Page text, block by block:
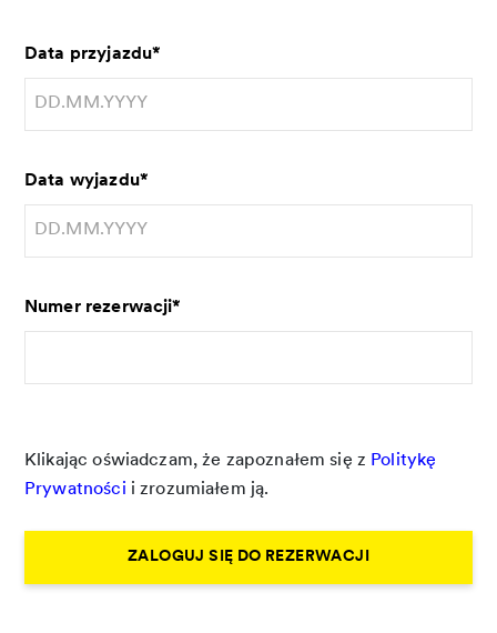
Data przyjazdu*
Data wyjazdu*
Numer rezerwacji*
Klikając oświadczam, że zapoznałem się z Politykę
Prywatności i zrozumiałem ją.
ZALOGUJ SIĘ DO REZERWACJI